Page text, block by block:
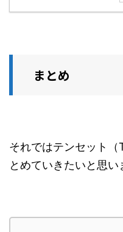
まとめ
それではテンセット（
とめていきたいと思い